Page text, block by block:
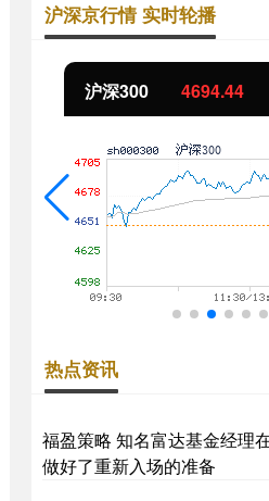
沪深京行情 实时轮播
沪深300 4694.44
热点资讯
福盈策略 知名富达基金经理
做好了重新入场的准备